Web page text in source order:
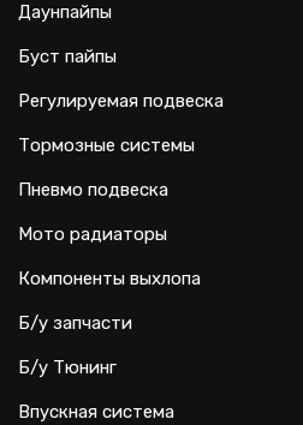
Даунпайпы
Буст пайпы
Регулируемая подвеска
Тормозные системы
Пневмо подвеска
Мото радиаторы
Компоненты выхлопа
Б/у запчасти
Б/у Тюнинг
Впускная система